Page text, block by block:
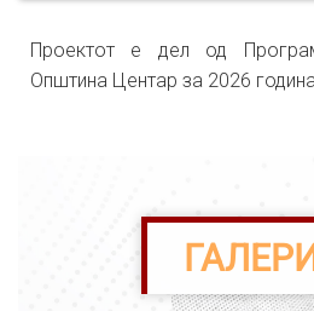
Проектот е дел од
Општина Центар за 2026